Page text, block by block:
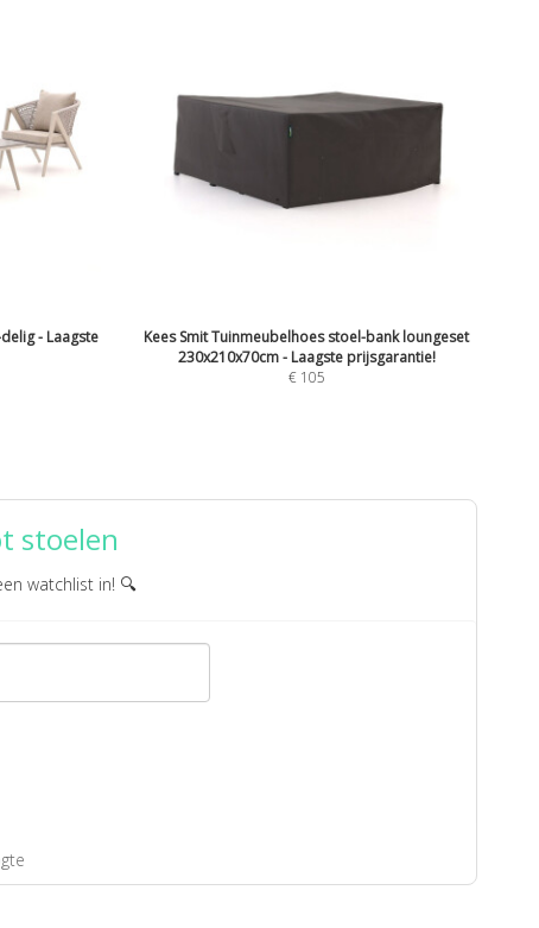
- Laagste
Kees Smit Tuinmeubelhoes stoel-bank loungeset
230x210x70cm - Laagste prijsgarantie!
€ 105
stoelen
watchlist in! 🔍